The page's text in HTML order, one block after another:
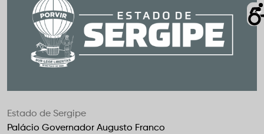
Estado de Sergipe
Palácio Governador Augusto Franco